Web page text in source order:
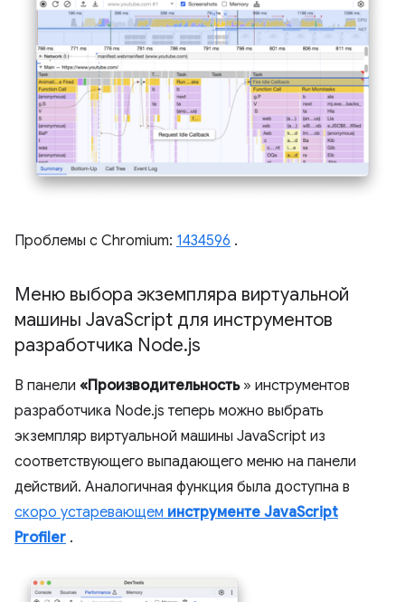
Проблемы с Chromium: 1434596 .
Меню выбора экземпляра виртуальной
машины JavaScript для инструментов
разработчика Node.js
В панели «Производительность» инструментов
разработчика Node.js теперь можно выбрать
экземпляр виртуальной машины JavaScript из
соответствующего выпадающего меню на панели
действий. Аналогичная функция была доступна в
скоро устаревающем инструменте JavaScript
Profiler .